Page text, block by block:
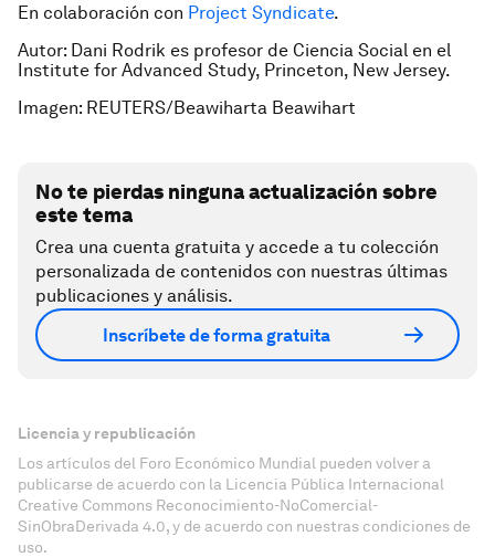
En colaboración con Project Syndicate.
Autor: Dani Rodrik es profesor de Ciencia Social en el
Institute for Advanced Study, Princeton, New Jersey.
Imagen: REUTERS/Beawiharta Beawihart
No te pierdas ninguna actualización sobre
este tema
Crea una cuenta gratuita y accede a tu colección
personalizada de contenidos con nuestras últimas
publicaciones y análisis.
Inscríbete de forma gratuita
Licencia y republicación
Los artículos del Foro Económico Mundial pueden volver a
publicarse de acuerdo con la Licencia Pública Internacional
Creative Commons Reconocimiento-NoComercial-
SinObraDerivada 4.0, y de acuerdo con nuestras condiciones de
uso.